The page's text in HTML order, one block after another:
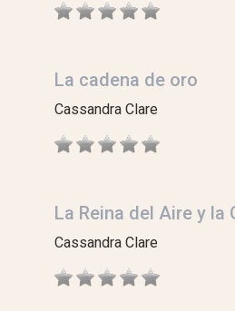
La cadena de oro
Cassandra Clare
La Reina del Aire y la
Cassandra Clare